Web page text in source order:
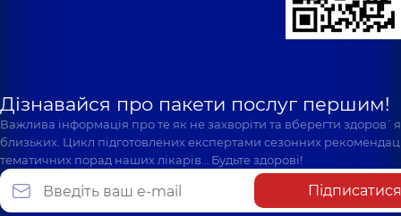
Дізнавайся про пакети послуг першим!
Важлива інформація про те як не захворіти та вберегти
близьких. Цикл підготовлених експертами сезонних
тематичних порад наших лікарів… Будьте здорові!
Підписатися